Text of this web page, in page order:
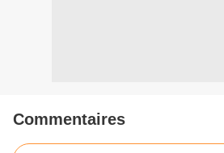
Commentaires